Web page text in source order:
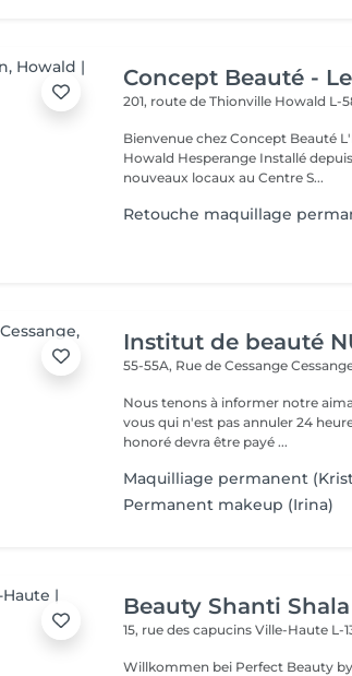
Concept Beauté -
201, route de Thionville Howald L-
Bienvenue chez Concept Beauté L'Expérience Beauté & Bien-Être à
Howald Hesperange Installé
nouveaux locaux au Centre S...
Retouche maquillage
Institut de beauté
55-55A, Rue de Cessange
Nous tenons à informer notre
vous qui n'est pas annuler 24
honoré devra être payé ...
Maquilliage permanent
Permanent makeup (Irina)
Beauty Shanti Shala
15, rue des capucinsVille-Haute L-
Willkommen bei Perfect Beauty